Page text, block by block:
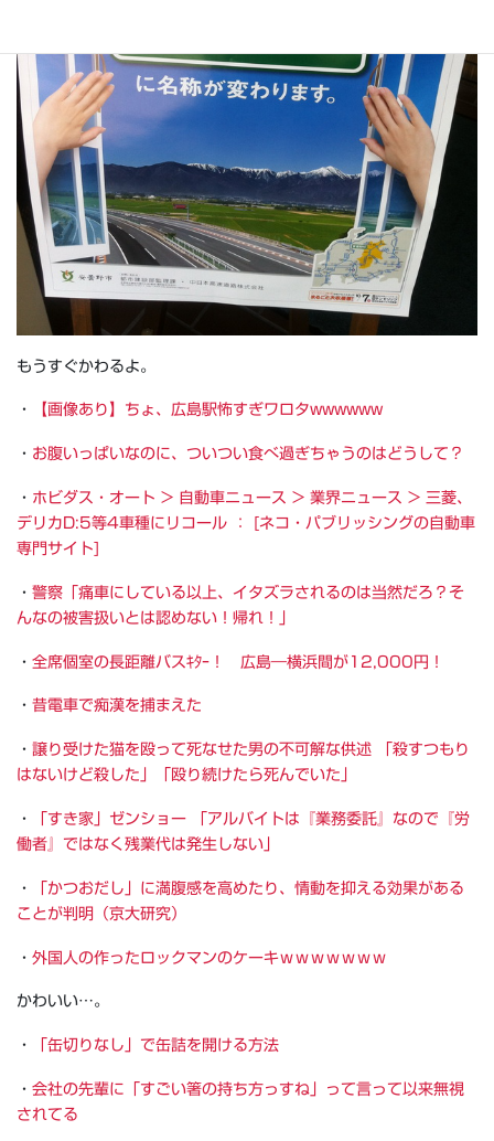
もうすぐかわるよ。
・ 【画像あり】ちょ、広島駅怖すぎワロタwwwwww
・ お腹いっぱいなのに、ついつい食べ過ぎちゃうのはどうして？
・ ホビダス・オート > 自動車ニュース > 業界ニュース > 三菱、
デリカD:5等4車種にリコール ： [ネコ・パブリッシングの自動車
専門サイト]
・ 警察「痛車にしている以上、イタズラされるのは当然だろ？そ
んなの被害扱いとは認めない！帰れ！」
・ 全席個室の長距離バスｷﾀｰ！ 広島―横浜間が12,000円！
・ 昔電車で痴漢を捕まえた
・ 譲り受けた猫を殴って死なせた男の不可解な供述 「殺すつもり
はないけど殺した」「殴り続けたら死んでいた」
・
「すき家」ゼンショー 「アルバイトは『業務委託』なので『労
働者』ではなく残業代は発生しない」
・
「かつおだし」に満腹感を高めたり、情動を抑える効果がある
ことが判明（京大研究）
・ 外国人の作ったロックマンのケーキｗｗｗｗｗｗｗ
かわいい…。
・ 「缶切りなし」で缶詰を開ける方法
・ 会社の先輩に「すごい箸の持ち方っすね」って言って以来無視
されてる